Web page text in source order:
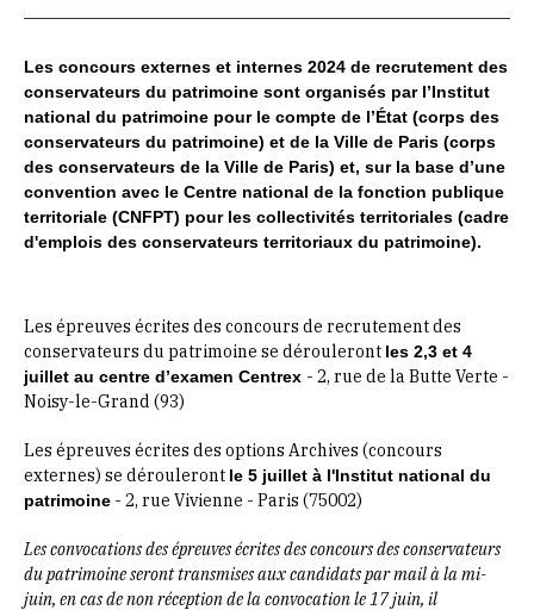
Les concours externes et internes 2024 de recrutement des
conservateurs du patrimoine sont organisés par l’Institut
national du patrimoine pour le compte de l’État (corps des
conservateurs du patrimoine) et de la Ville de Paris (corps
des conservateurs de la Ville de Paris) et, sur la base d’une
convention avec le Centre national de la fonction publique
territoriale (CNFPT) pour les collectivités territoriales (cadre
d'emplois des conservateurs territoriaux du patrimoine).
Les épreuves écrites des concours de recrutement des
conservateurs du patrimoine se dérouleront les 2,3 et 4
juillet au centre d’examen Centrex - 2, rue de la Butte Verte -
Noisy-le-Grand (93)
Les épreuves écrites des options Archives (concours
externes) se dérouleront le 5 juillet à l'Institut national du
patrimoine - 2, rue Vivienne - Paris (75002)
Les convocations des épreuves écrites des concours des conservateurs
du patrimoine seront transmises aux candidats par mail à la mi-
juin, en cas de non réception de la convocation le 17 juin, il